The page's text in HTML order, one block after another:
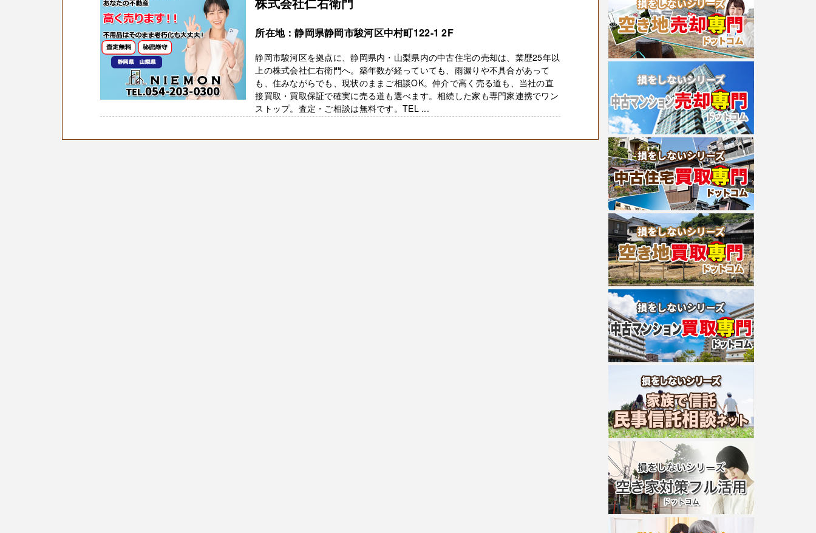
所在地：静岡県静岡市駿河区中村町122-1 2F
静岡市駿河区を拠点に、静岡県内・山梨県内の中古住宅の売却は、業歴25年以
上の株式会社仁右衛門へ。築年数が経っていても、雨漏りや不具合があって
も、住みながらでも、現状のままご相談OK。仲介で高く売る道も、当社の直
接買取・買取保証で確実に売る道も選べます。相続した家も専門家連携でワン
ストップ。査定・ご相談は無料です。TEL ...